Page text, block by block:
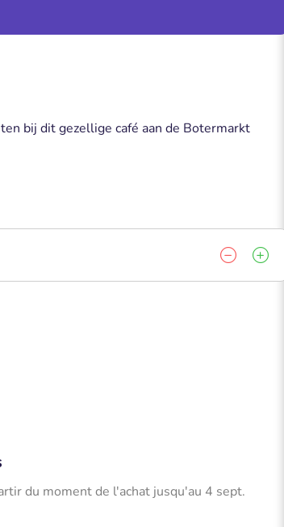
bij dit gezellige café aan de Botermarkt
du moment de l'achat jusqu'au 4 sept.